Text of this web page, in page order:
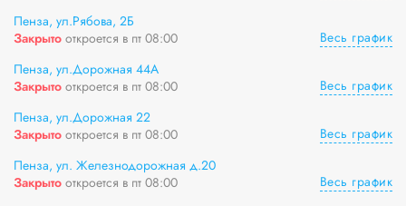
Пенза, ул.Рябова, 2Б
Закрыто откроется в пт 08:00
Весь график
Пенза, ул.Дорожная 44А
Закрыто откроется в пт 08:00
Весь график
Пенза, ул.Дорожная 22
Закрыто откроется в пт 08:00
Весь график
Пенза, ул. Железнодорожная д.20
Закрыто откроется в пт 08:00
Весь график